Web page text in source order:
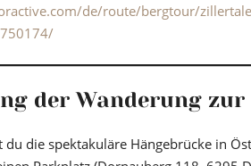
de/route/bergtour/
der Wanderung
du die spektakuläre Hängebrücke in